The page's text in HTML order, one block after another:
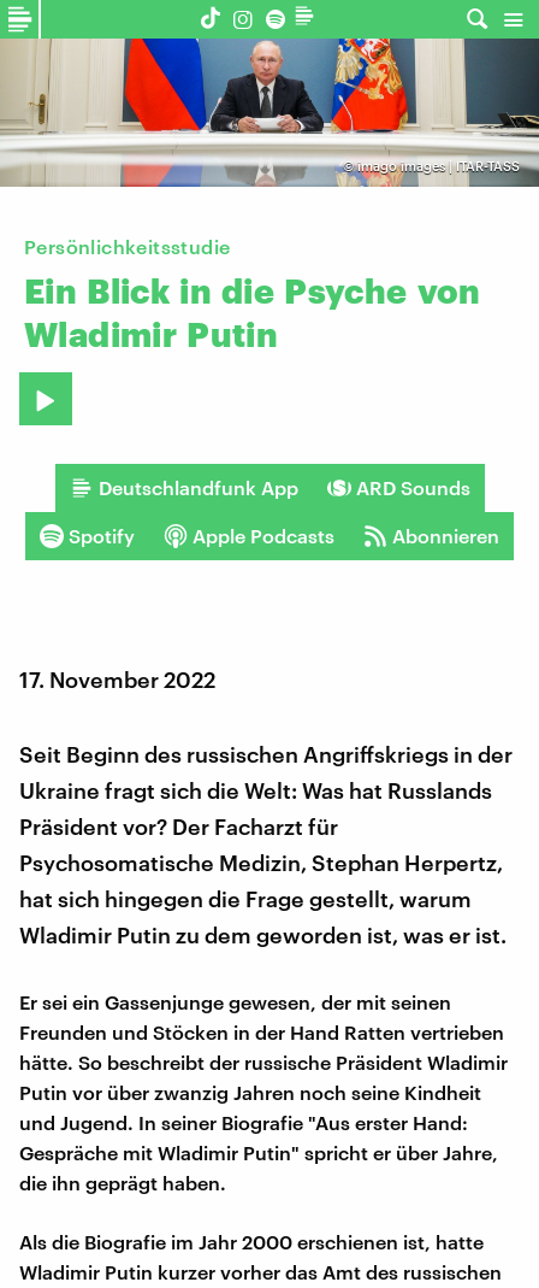
©imago images | ITAR-TASS
Persönlichkeitsstudie
Ein Blick in die Psyche von
Wladimir Putin
Deutschlandfunk App ARD Sounds
Spotify Apple Podcasts Abonnieren
17. November 2022
Seit Beginn des russischen Angriffskriegs in der
Ukraine fragt sich die Welt: Was hat Russlands
Präsident vor? Der Facharzt für
Psychosomatische Medizin, Stephan Herpertz,
hat sich hingegen die Frage gestellt, warum
Wladimir Putin zu dem geworden ist, was er ist.
Er sei ein Gassenjunge gewesen, der mit seinen
Freunden und Stöcken in der Hand Ratten vertrieben
hätte. So beschreibt der russische Präsident Wladimir
Putin vor über zwanzig Jahren noch seine Kindheit
und Jugend. In seiner Biografie "Aus erster Hand:
Gespräche mit Wladimir Putin" spricht er über Jahre,
die ihn geprägt haben.
Als die Biografie im Jahr 2000 erschienen ist, hatte
Wladimir Putin kurzer vorher das Amt des russischen